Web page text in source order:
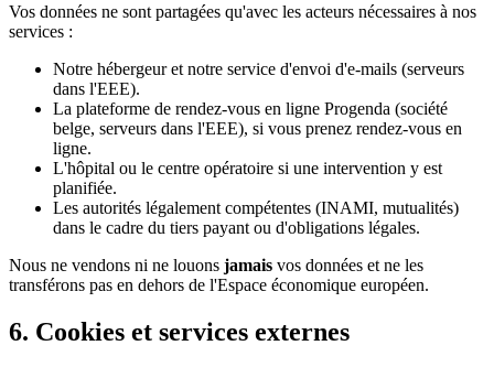
Vos données ne sont partagées qu'avec les acteurs nécessaires à nos
services :
Notre hébergeur et notre service d'envoi d'e-mails (serveurs
dans l'EEE).
La plateforme de rendez-vous en ligne Progenda (société
belge, serveurs dans l'EEE), si vous prenez rendez-vous en
ligne.
L'hôpital ou le centre opératoire si une intervention y est
planifiée.
Les autorités légalement compétentes (INAMI, mutualités)
dans le cadre du tiers payant ou d'obligations légales.
Nous ne vendons ni ne louons jamais vos données et ne les
transférons pas en dehors de l'Espace économique européen.
6. Cookies et services externes